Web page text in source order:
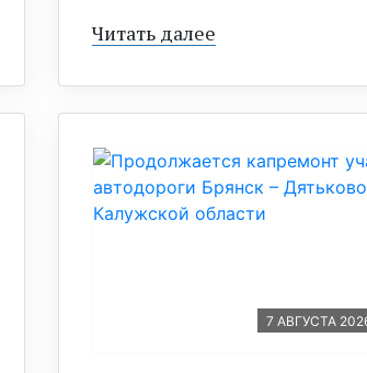
Читать далее
7 АВГУСТА